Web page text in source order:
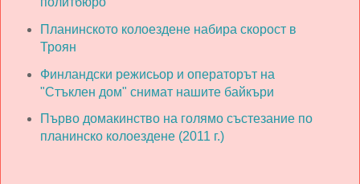
Планинското колоездене набира скорост в
Троян
Финландски режисьор и операторът на
"Стъклен дом" снимат нашите байкъри
Първо домакинство на голямо състезание по
планинско колоездене (2011 г.)